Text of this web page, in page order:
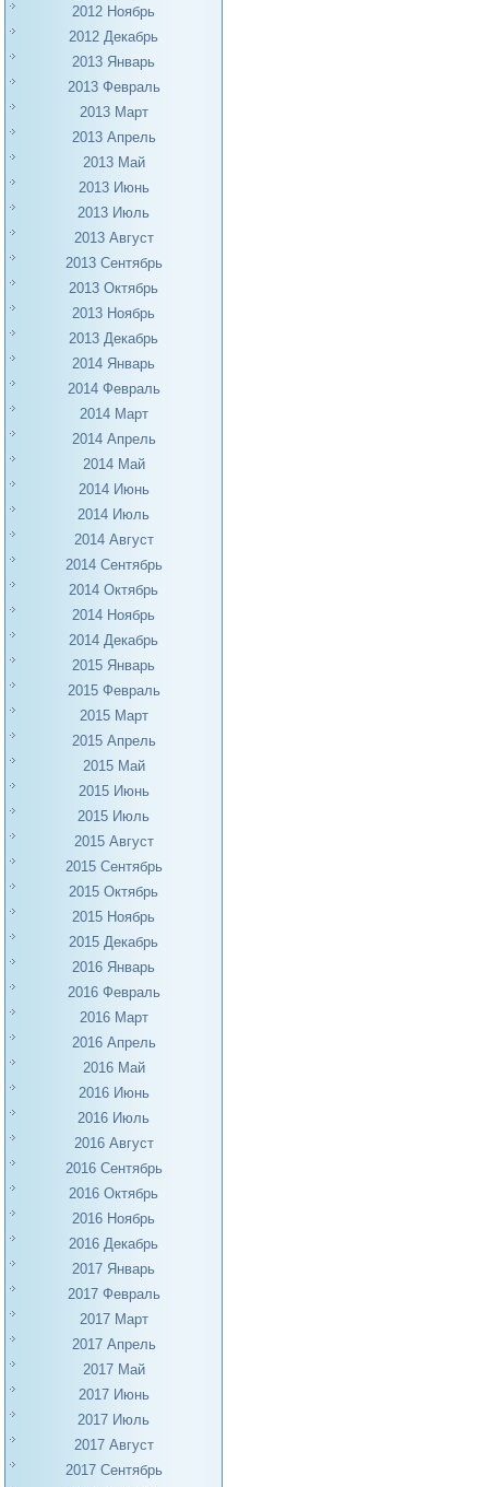
2012 Ноябрь
2012 Декабрь
2013 Январь
2013 Февраль
2013 Март
2013 Апрель
2013 Май
2013 Июнь
2013 Июль
2013 Август
2013 Сентябрь
2013 Октябрь
2013 Ноябрь
2013 Декабрь
2014 Январь
2014 Февраль
2014 Март
2014 Апрель
2014 Май
2014 Июнь
2014 Июль
2014 Август
2014 Сентябрь
2014 Октябрь
2014 Ноябрь
2014 Декабрь
2015 Январь
2015 Февраль
2015 Март
2015 Апрель
2015 Май
2015 Июнь
2015 Июль
2015 Август
2015 Сентябрь
2015 Октябрь
2015 Ноябрь
2015 Декабрь
2016 Январь
2016 Февраль
2016 Март
2016 Апрель
2016 Май
2016 Июнь
2016 Июль
2016 Август
2016 Сентябрь
2016 Октябрь
2016 Ноябрь
2016 Декабрь
2017 Январь
2017 Февраль
2017 Март
2017 Апрель
2017 Май
2017 Июнь
2017 Июль
2017 Август
2017 Сентябрь